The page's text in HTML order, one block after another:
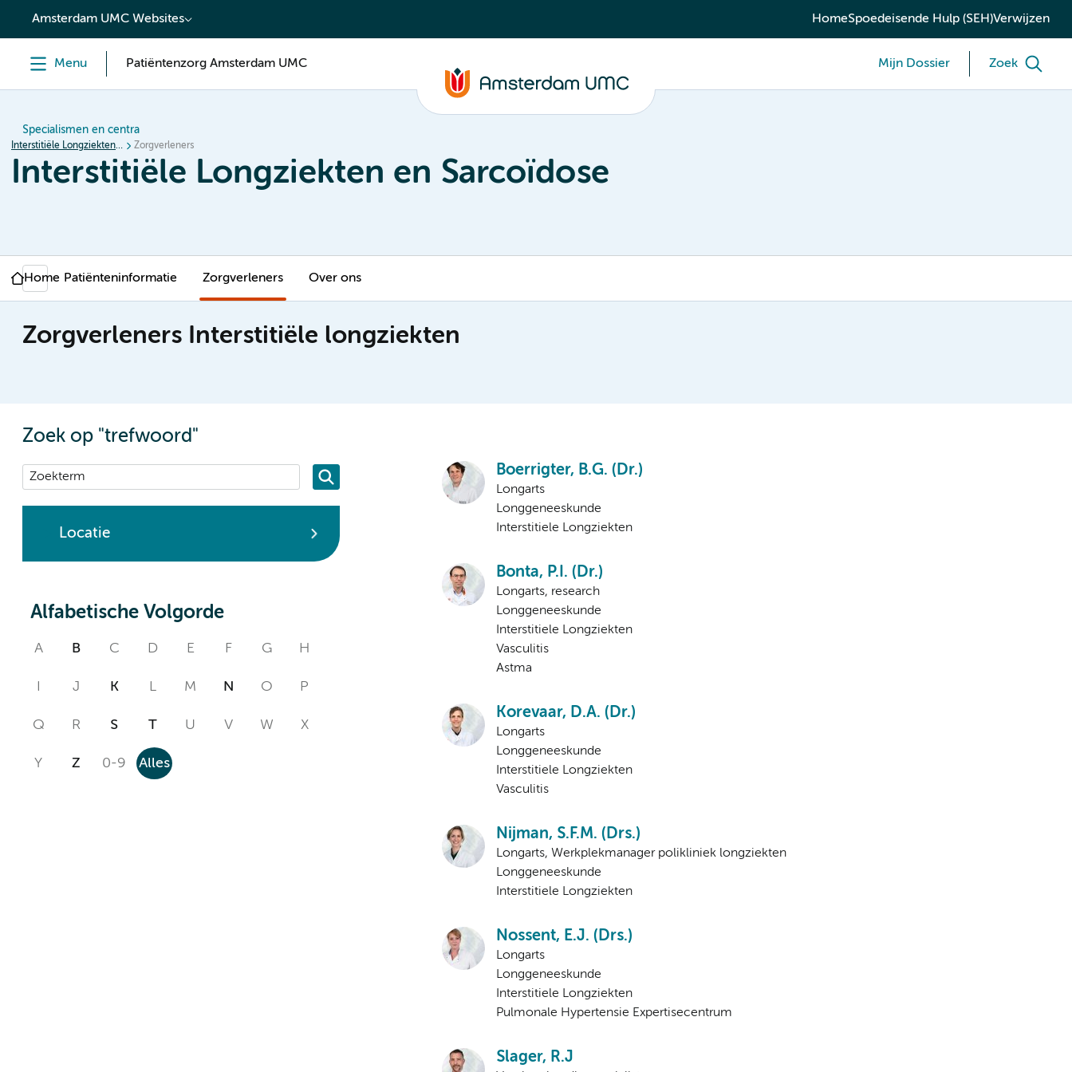
content
Amsterdam UMC Websites HomeSpoedeisende Hulp (SEH)Verwijzen
Menu Patiëntenzorg Amsterdam UMC Mijn Dossier Zoek
Specialismen en centra
Interstitiële Longziekten en Sarcoïdose Zorgverleners
Interstitiële Longziekten en Sarcoïdose
Home Patiënteninformatie Zorgverleners Over ons
Zorgverleners Interstitiële longziekten
Zoek op "trefwoord"
Locatie
Alfabetische Volgorde
A B C D E F G H
J K L M N O P
Q R S T U V W X
Y Z 0-9 Alles
Boerrigter, B.G. (Dr.)
Longarts
Longgeneeskunde
Interstitiele Longziekten
Bonta, P.I. (Dr.)
Longarts, research
Longgeneeskunde
Interstitiele Longziekten
Vasculitis
Astma
Korevaar, D.A. (Dr.)
Longarts
Longgeneeskunde
Interstitiele Longziekten
Vasculitis
Nijman, S.F.M. (Drs.)
Longarts, Werkplekmanager polikliniek longziekten
Longgeneeskunde
Interstitiele Longziekten
Nossent, E.J. (Drs.)
Longarts
Longgeneeskunde
Interstitiele Longziekten
Pulmonale Hypertensie Expertisecentrum
Slager, R.J